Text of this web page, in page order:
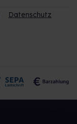
Datenschutz